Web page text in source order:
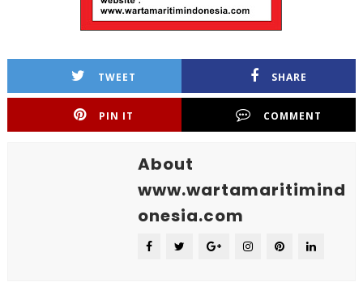
TWEET SHARE
PIN IT COMMENT
About
www.wartamaritimind
onesia.com